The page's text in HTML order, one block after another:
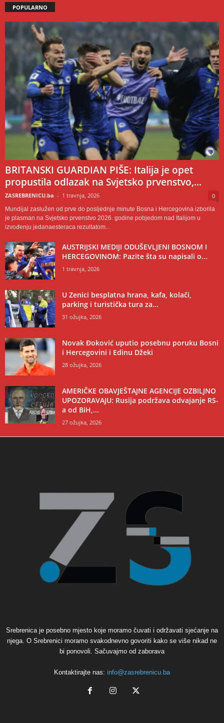
POPULARNO
BRITANSKI GUARDIAN PIŠE: Italija je opet
propustila odlazak na Svjetsko prvenstvo,...
ZASREBRENICU.ba - 1 travnja, 2026 0
Mundijal zaslužen od prve do posljednje minute Bosna i Hercegovina izborila
je plasman na Svjetsko prvenstvo 2026. godine pobjedom nad Italijom u
izvođenju jedanaesteraca rezultatom...
AUSTRIJSKI MEDIJI ODUŠEVLJENI BOSNOM I
HERCEGOVINOM: Pazite šta su napisali o...
1 travnja, 2026
U Zenici besplatna hrana, kafa, kolači,
parking i turistička tura za...
31 ožujka, 2026
Novak Đoković uputio posebnu poruku Bosni
i Hercegovini i Edinu Džeki
28 ožujka, 2026
AMERIČKE OBAVJEŠTAJNE AGENCIJE OZBILJNO
UPOZORAVAJU: Rusija podržava odvajanje RS-
a od BiH,...
27 ožujka, 2026
Srebrenica je posebno mjesto koje moramo čuvati i održavati sjećanje na
njega. O Srebrenici moramo svakodnevno govoriti kako se više nikad ne
bi ponovoli. Sačuvajmo od zaborava
Kontaktirajte nas: info@zasrebrenicu.ba